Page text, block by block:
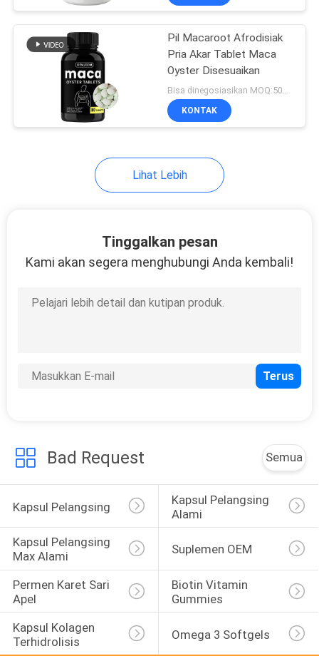
Suplemen Akar
Maca
47
Ashwagandha
Kapsul Pemutih Kulit
Tablet Glutathione
Asli
12
Pil Macaroot Afrodisiak
Pria Akar Tablet Maca
Oyster Disesuaikan
KONTAK
Lihat Lebih
Tinggalkan pesan
Kami akan segera menghubungi Anda kembali!
Bad Request Semua
Kapsul Pelangsing
Kapsul Pelangsing
Alami
Kapsul Pelangsing
Max Alami
Suplemen OEM
Permen Karet Sari
Apel
Biotin Vitamin
Gummies
Kapsul Kolagen
Terhidrolisis
Omega 3 Softgels